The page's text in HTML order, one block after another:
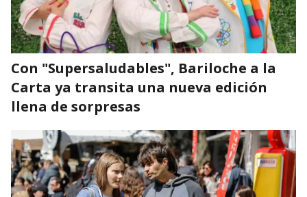
Con "Supersaludables", Bariloche a la
Carta ya transita una nueva edición
llena de sorpresas